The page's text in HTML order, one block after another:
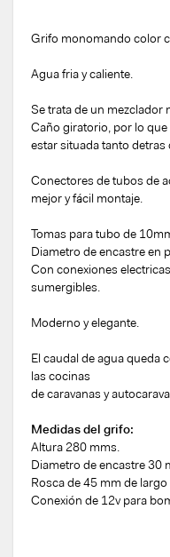
Grifo monomando color
Agua fria y caliente.
Se trata de un mezclador
Caño giratorio, por lo
estar situada tanto detras
Conectores de tubos de
mejor y fácil montaje.
Tomas para tubo de
Diametro de encastre en
Con conexiones
sumergibles.
Moderno y elegante.
El caudal de agua queda
las cocinas
de caravanas y
Medidas del grifo:
Altura 280 mms.
Diametro de encastre 30
Rosca de 45 mm de largo
Conexión de 12v para